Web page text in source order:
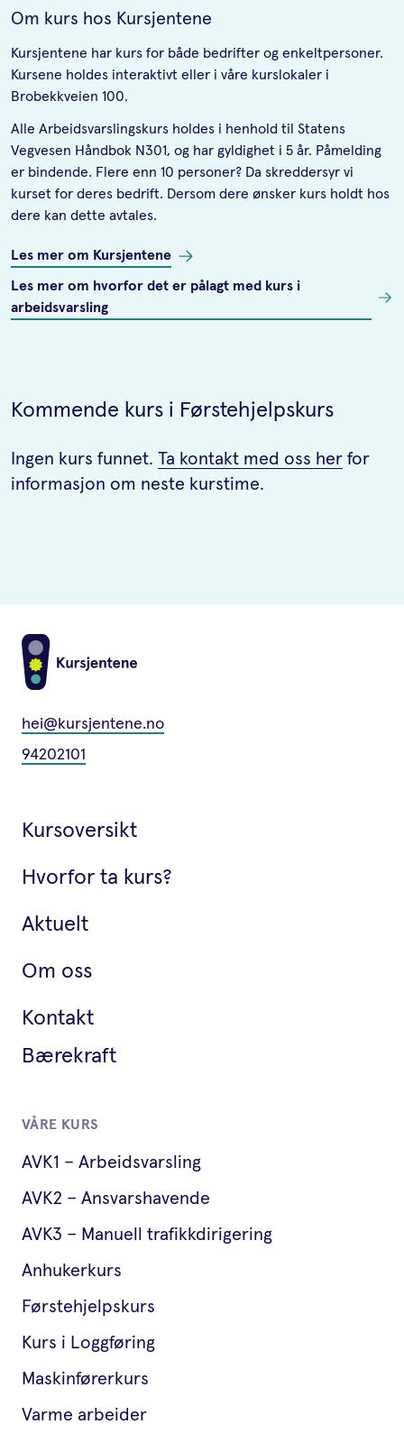
Om kurs hos Kursjentene
Kursjentene har kurs for både bedrifter og enkeltpersoner.
Kursene holdes interaktivt eller i våre kurslokaler i
Brobekkveien 100.
Alle Arbeidsvarslingskurs holdes i henhold til Statens
Vegvesen Håndbok N301, og har gyldighet i 5 år. Påmelding
er bindende. Flere enn 10 personer? Da skreddersyr vi
kurset for deres bedrift. Dersom dere ønsker kurs holdt hos
dere kan dette avtales.
Les mer om Kursjentene
Les mer om hvorfor det er pålagt med kurs i
arbeidsvarsling
Kommende kurs i Førstehjelpskurs
Ingen kurs funnet. Ta kontakt med oss her for
informasjon om neste kurstime.
hei@kursjentene.no
94202101
Kursoversikt
Hvorfor ta kurs?
Aktuelt
Om oss
Kontakt
Bærekraft
VÅRE KURS
AVK1 – Arbeidsvarsling
AVK2 – Ansvarshavende
AVK3 – Manuell trafikkdirigering
Anhukerkurs
Førstehjelpskurs
Kurs i Loggføring
Maskinførerkurs
Varme arbeider